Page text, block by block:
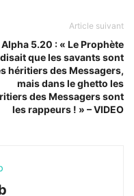
Article suivant
Alpha 5.20 : « Le Prophète
disait que les savants sont
héritiers des Messagers,
mais dans le ghetto les
des Messagers sont
les rappeurs ! » – VIDEO